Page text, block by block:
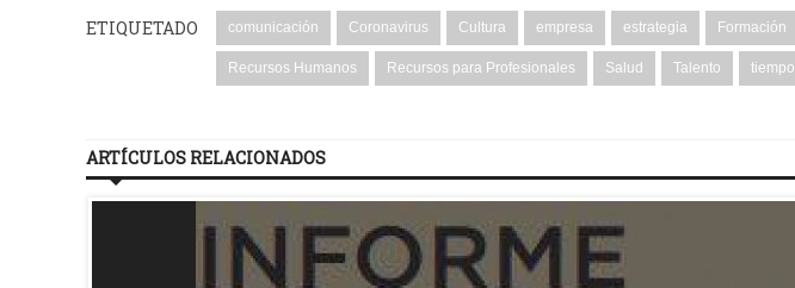
ETIQUETADO comunicación Coronavirus Cultura empresa estrategia Formación
Recursos Humanos Recursos para Profesionales Salud Talento tiempo
ARTÍCULOS RELACIONADOS